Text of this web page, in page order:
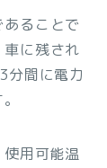
あることで
に残され
分間に電力
用可能温